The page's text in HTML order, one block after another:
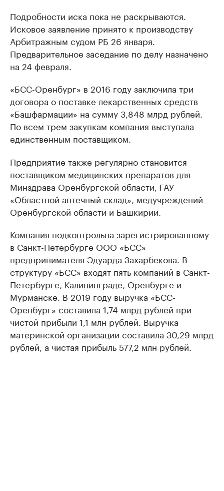
Подробности иска пока не раскрываются.
Исковое заявление принято к производству
Арбитражным судом РБ 26 января.
Предварительное заседание по делу назначено
на 24 февраля.
«БСС-Оренбург» в 2016 году заключила три
договора о поставке лекарственных средств
«Башфармации» на сумму 3,848 млрд рублей.
По всем трем закупкам компания выступала
единственным поставщиком.
Предприятие также регулярно становится
поставщиком медицинских препаратов для
Минздрава Оренбургской области, ГАУ
«Областной аптечный склад», медучреждений
Оренбургской области и Башкирии.
Компания подконтрольна зарегистрированному
в Санкт-Петербурге ООО «БСС»
предпринимателя Эдуарда Захарбекова. В
структуру «БСС» входят пять компаний в Санкт-
Петербурге, Калининграде, Оренбурге и
Мурманске. В 2019 году выручка «БСС-
Оренбург» составила 1,74 млрд рублей при
чистой прибыли 1,1 млн рублей. Выручка
материнской организации составила 30,29 млрд
рублей, а чистая прибыль 577,2 млн рублей.